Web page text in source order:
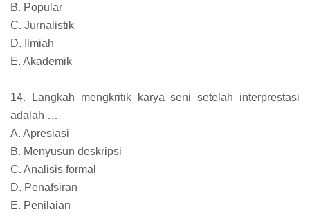
B. Popular
C. Jurnalistik
D. Ilmiah
E. Akademik
14. Langkah mengkritik karya seni setelah interprestasi
adalah …
A. Apresiasi
B. Menyusun deskripsi
C. Analisis formal
D. Penafsiran
E. Penilaian